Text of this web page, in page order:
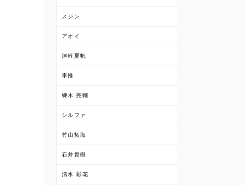
スジン
アオイ
津軽夏帆
李惟
練木 亮輔
シルファ
竹山拓海
石井貴樹
清水 彩花